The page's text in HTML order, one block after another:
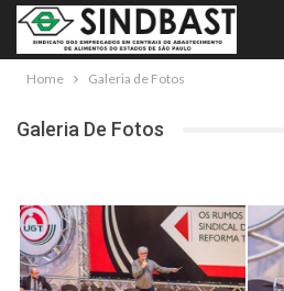
Home Galeria de Fotos
Galeria De Fotos